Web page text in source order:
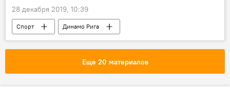
28 декабря 2019, 10:39
Спорт
Динамо Рига
Динамо Минск
Еще 20 материалов